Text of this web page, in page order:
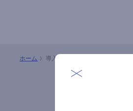
ホーム 導入事例